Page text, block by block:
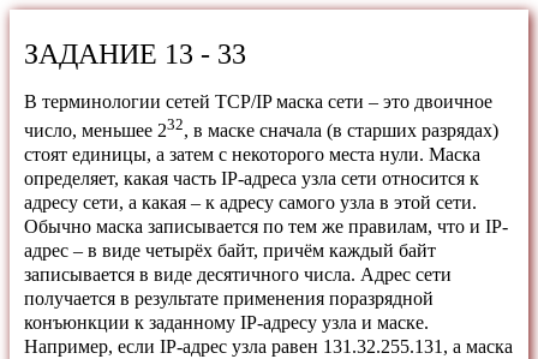
ЗАДАНИЕ 13 - 33
В терминологии сетей TCP/IP маска сети – это двоичное
число, меньшее 232, в маске сначала (в старших разрядах)
стоят единицы, а затем с некоторого места нули. Маска
определяет, какая часть IP-адреса узла сети относится к
адресу сети, а какая – к адресу самого узла в этой сети.
Обычно маска записывается по тем же правилам, что и IP-
адрес – в виде четырёх байт, причём каждый байт
записывается в виде десятичного числа. Адрес сети
получается в результате применения поразрядной
конъюнкции к заданному IP-адресу узла и маске.
Например, если IP-адрес узла равен 131.32.255.131, а маска